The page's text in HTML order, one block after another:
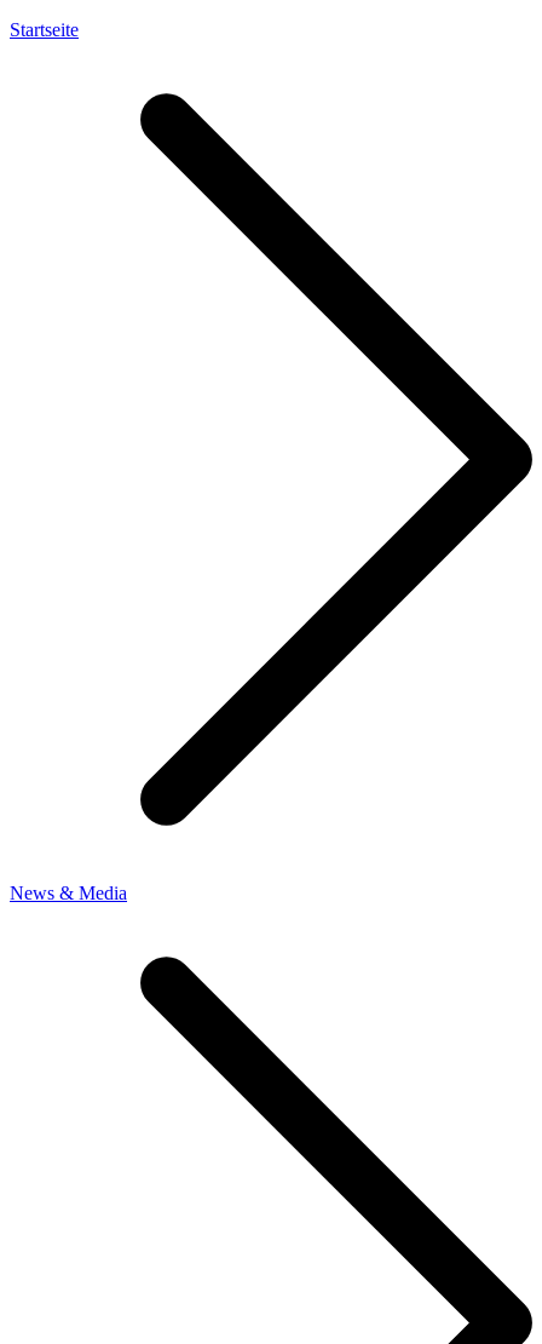
Startseite
News & Media